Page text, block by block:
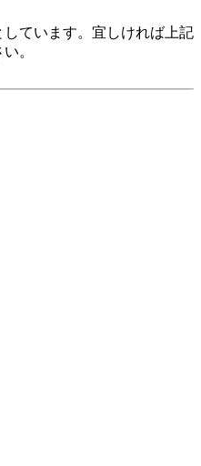
ています。宜しければ上記
。